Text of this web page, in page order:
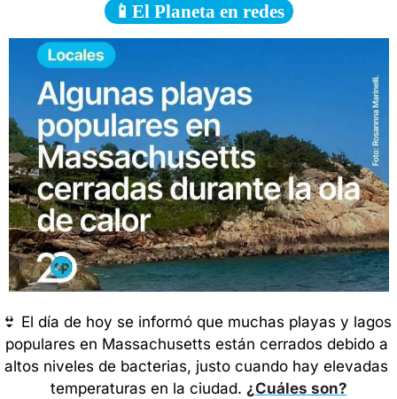
📱El Planeta en redes
👙 El día de hoy se informó que muchas playas y lagos
populares en Massachusetts están cerrados debido a
altos niveles de bacterias, justo cuando hay elevadas
temperaturas en la ciudad. ¿Cuáles son?